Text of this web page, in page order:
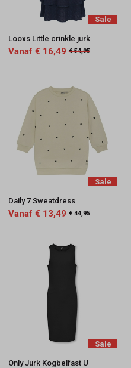
Sale
Looxs Little crinkle jurk
Vanaf € 16,49 € 54,95
Sale
Daily 7 Sweatdress
Vanaf € 13,49 € 44,95
Sale
Only Jurk Kogbelfast U